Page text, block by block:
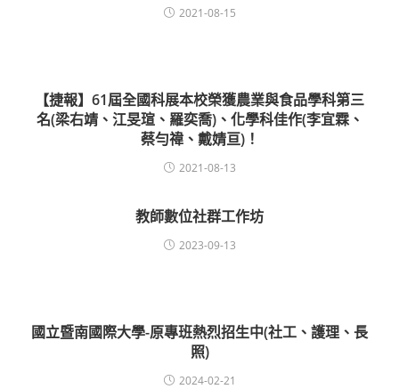
2021-08-15
【捷報】61屆全國科展本校榮獲農業與食品學科第三
名(梁右靖、江旻瑄、羅奕喬)、化學科佳作(李宜霖、
蔡勻禕、戴婧亘)！
2021-08-13
教師數位社群工作坊
2023-09-13
國立暨南國際大學-原專班熱烈招生中(社工、護理、長
照)
2024-02-21